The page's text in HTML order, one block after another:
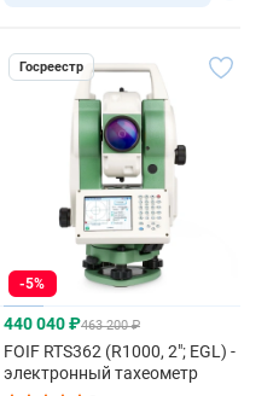
Госреестр
-5%
440 040 ₽463 200 ₽
FOIF RTS362 (R1000, 2"; EGL) -
электронный тахеометр